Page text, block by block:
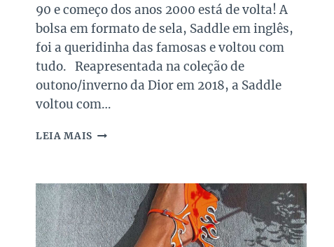
90 e começo dos anos 2000 está de volta! A
bolsa em formato de sela, Saddle em inglês,
foi a queridinha das famosas e voltou com
tudo. Reapresentada na coleção de
outono/inverno da Dior em 2018, a Saddle
voltou com…
LEIA MAIS A
SADDLE
BAG,
UM
ÍCONE